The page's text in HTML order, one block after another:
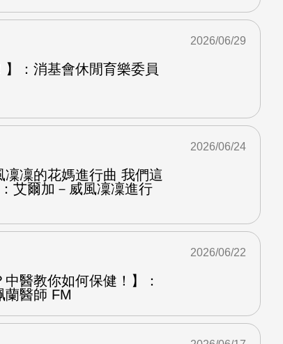
】：消基會休閒育樂委員
2026/06/29
凜凜的花媽進行曲 我們這
艾爾加－威風凜凜進行
2026/06/24
中醫教你如何保健！】：
蘭醫師 FM
2026/06/22